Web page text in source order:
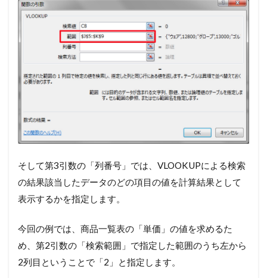
そして第3引数の「列番号」では、VLOOKUPによる検索
の結果該当したデータのどの項目の値を計算結果として
表示するかを指定します。
今回の例では、商品一覧表の「単価」の値を求めるた
め、第2引数の「検索範囲」で指定した範囲のうち左から
2列目ということで「2」と指定します。